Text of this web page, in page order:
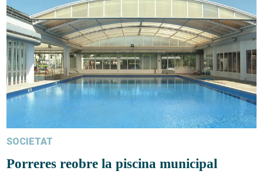
SOCIETAT
Porreres reobre la piscina municipal